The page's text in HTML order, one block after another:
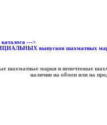
каталога --->
выпусков шахматных
шахматные марки и непочтовые
наличии на обмен или на